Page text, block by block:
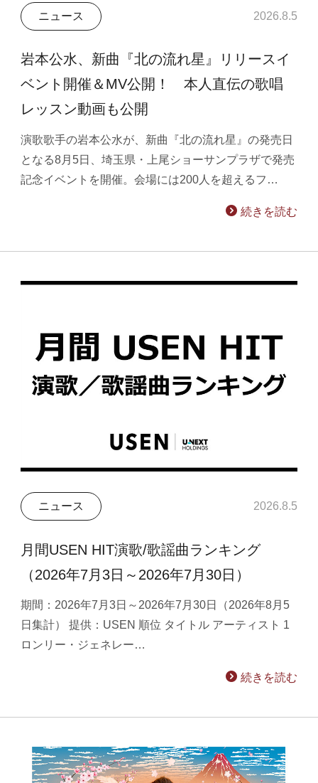
ニュース 2026.8.5
岩本公水、新曲『北の流れ星』リリースイ
ベント開催＆MV公開！ 本人直伝の歌唱
レッスン動画も公開
演歌歌手の岩本公水が、新曲『北の流れ星』の発売日
となる8月5日、埼玉県・上尾ショーサンプラザで発売
記念イベントを開催。会場には200人を超えるフ…
続きを読む
ニュース 2026.8.5
月間USEN HIT演歌/歌謡曲ランキング
（2026年7月3日～2026年7月30日）
期間：2026年7月3日～2026年7月30日（2026年8月5
日集計） 提供：USEN 順位 タイトル アーティスト 1
ロンリー・ジェネレー…
続きを読む